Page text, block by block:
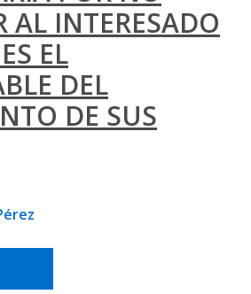
AL INTERESADO
EL
DEL
DE SUS